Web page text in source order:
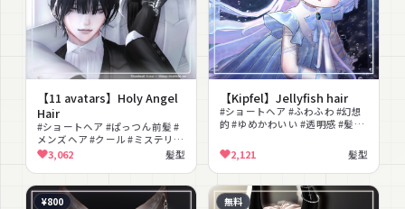
【11 avatars】Holy Angel
Hair
#ショートヘア #ぱっつん前髪 #
メンズヘア #クール #ミステリア
ス #男性向け
3,062 髪型
【Kipfel】Jellyfish hair
#ショートヘア #ふわふわ #幻想
的 #ゆめかわいい #透明感 #髪型
2,121 髪型
¥800 無料